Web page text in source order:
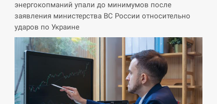
СЕРПЕНЬ
15:10
Марокко через міграційну кризу –…
СЕРПЕНЬ
15:00
РФ провела новий раунд таємних зустрічей з
Європою щодо війни…
энергокопманий упали до минимумов после
заявления министерства ВС России относительно
ударов по Украине